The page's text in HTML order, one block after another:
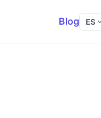
Blog ES